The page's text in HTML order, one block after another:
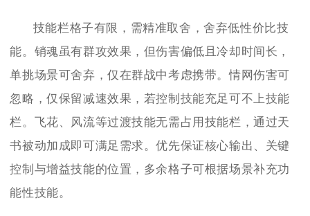
技能栏格子有限，需精准取舍，舍弃低性价比技
能。销魂虽有群攻效果，但伤害偏低且冷却时间长，
单挑场景可舍弃，仅在群战中考虑携带。情网伤害可
忽略，仅保留减速效果，若控制技能充足可不上技能
栏。飞花、风流等过渡技能无需占用技能栏，通过天
书被动加成即可满足需求。优先保证核心输出、关键
控制与增益技能的位置，多余格子可根据场景补充功
能性技能。